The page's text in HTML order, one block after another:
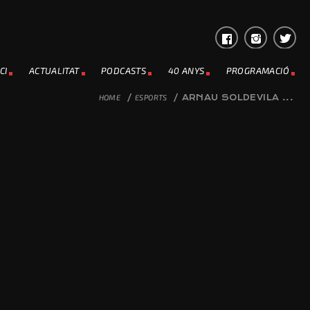
ACTUALITAT PODCASTS 40 ANYS PROGRAMACIÓ
HOME / ESPORTS / ARNAU SOLDEVILA ...